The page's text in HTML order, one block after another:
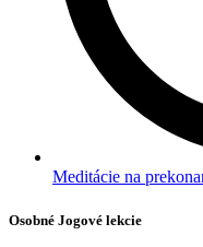
Meditácie na
Osobné Jogové lekcie